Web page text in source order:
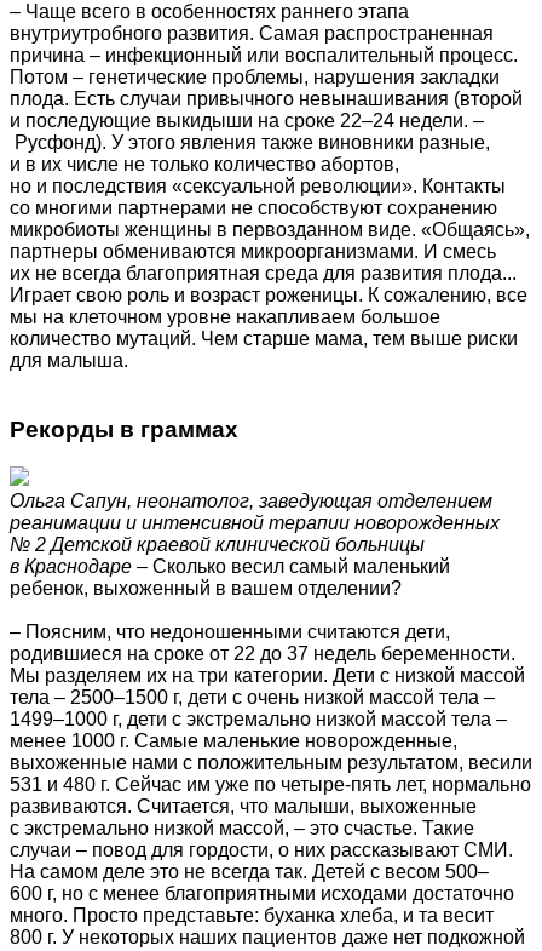
– Чаще всего в особенностях раннего этапа
внутриутробного развития. Самая распространенная
причина – инфекционный или воспалительный процесс.
Потом – генетические проблемы, нарушения закладки
плода. Есть случаи привычного невынашивания (второй
и последующие выкидыши на сроке 22–24 недели. –
Русфонд). У этого явления также виновники разные,
и в их числе не только количество абортов,
но и последствия «сексуальной революции». Контакты
со многими партнерами не способствуют сохранению
микробиоты женщины в первозданном виде. «Общаясь»,
партнеры обмениваются микроорганизмами. И смесь
их не всегда благоприятная среда для развития плода...
Играет свою роль и возраст роженицы. К сожалению, все
мы на клеточном уровне накапливаем большое
количество мутаций. Чем старше мама, тем выше риски
для малыша.
Рекорды в граммах
Ольга Сапун, неонатолог, заведующая отделением
реанимации и интенсивной терапии новорожденных
№ 2 Детской краевой клинической больницы
в Краснодаре – Сколько весил самый маленький
ребенок, выхоженный в вашем отделении?
– Поясним, что недоношенными считаются дети,
родившиеся на сроке от 22 до 37 недель беременности.
Мы разделяем их на три категории. Дети с низкой массой
тела – 2500–1500 г, дети с очень низкой массой тела –
1499–1000 г, дети с экстремально низкой массой тела –
менее 1000 г. Самые маленькие новорожденные,
выхоженные нами с положительным результатом, весили
531 и 480 г. Сейчас им уже по четыре-пять лет, нормально
развиваются. Считается, что малыши, выхоженные
с экстремально низкой массой, – это счастье. Такие
случаи – повод для гордости, о них рассказывают СМИ.
На самом деле это не всегда так. Детей с весом 500–
600 г, но с менее благоприятными исходами достаточно
много. Просто представьте: буханка хлеба, и та весит
800 г. У некоторых наших пациентов даже нет подкожной